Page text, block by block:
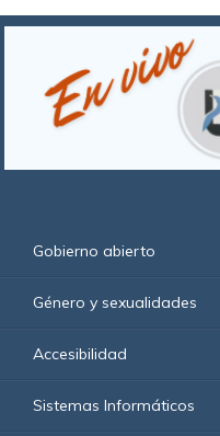
Gobierno abierto
Género y sexualidades
Accesibilidad
Sistemas Informáticos